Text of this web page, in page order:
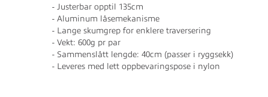
- Justerbar opptil 135cm
- Aluminum låsemekanisme
- Lange skumgrep for enklere traversering
- Vekt: 600g pr par
- Sammenslått lengde: 40cm (passer i ryggsekk)
- Leveres med lett oppbevaringspose i nylon